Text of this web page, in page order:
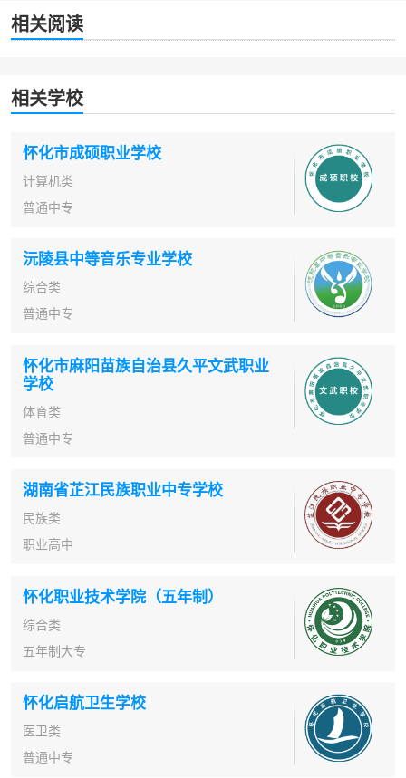
相关阅读
相关学校
怀化市成硕职业学校
计算机类
普通中专
沅陵县中等音乐专业学校
综合类
普通中专
怀化市麻阳苗族自治县久平文武职业
学校
体育类
普通中专
湖南省芷江民族职业中专学校
民族类
职业高中
怀化职业技术学院（五年制）
综合类
五年制大专
怀化启航卫生学校
医卫类
普通中专